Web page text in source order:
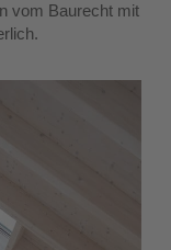
vom Baurecht mit